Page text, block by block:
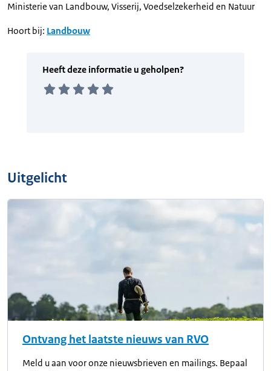
Ministerie van Landbouw, Visserij, Voedselzekerheid en Natuur
Hoort bij: Landbouw
Uitgelicht
Ontvang het laatste nieuws van RVO
Meld u aan voor onze nieuwsbrieven en mailings. Bepaal